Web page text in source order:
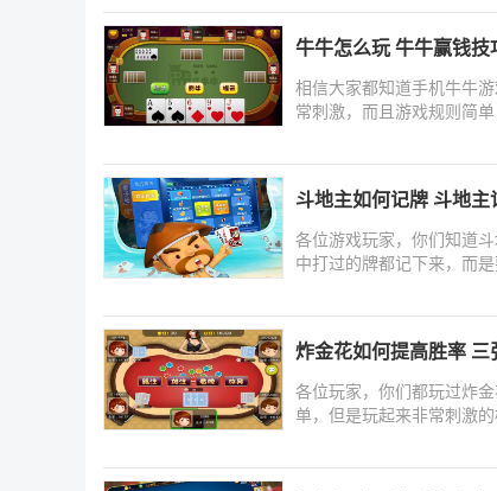
牛牛怎么玩 牛牛赢钱技
相信大家都知道手机牛牛
常刺激，而且游戏规则简
斗地主如何记牌 斗地主
各位游戏玩家，你们知道
中打过的牌都记下来，而
炸金花如何提高胜率
各位玩家，你们都玩过炸
单，但是玩起来非常刺激